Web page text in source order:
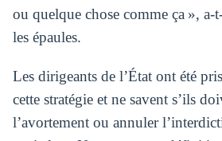
ou quelque chose comme ça », a-
les épaules.
Les dirigeants de l’État ont été
cette stratégie et ne savent s’ils
l’avortement ou annuler